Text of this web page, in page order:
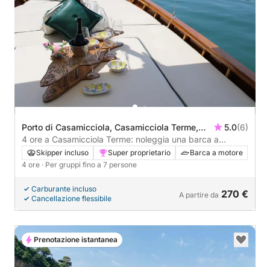
Porto di Casamicciola, Casamicciola Terme,
Italia
5.0(6)
4 ore a Casamicciola Terme: noleggia una barca a
motore e goditi
Skipper incluso Super proprietario
Barca a motore
4 ore · Per gruppi fino a 7 persone
Carburante incluso
Cancellazione flessibile
A partire da 270 €
Prenotazione istantanea